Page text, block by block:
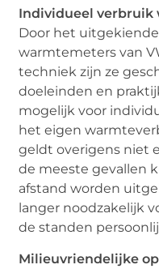
Individueel verbruik
Door het
warmtemeters van
techniek zijn ze
doeleinden en
mogelijk voor
het eigen
geldt overigens niet
de meeste gevallen
afstand worden
langer noodzakelijk
de standen
Milieuvriendelijke